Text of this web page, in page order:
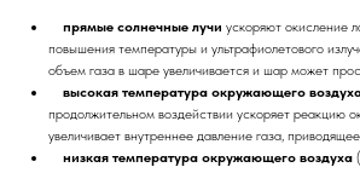
прямые солнечные лучи ускоряют окисление
повышения температуры и ультрафиолетового
объем газа в шаре увеличивается и шар может
высокая температура окружающего
продолжительном воздействии ускоряет реакцию
увеличивает внутреннее давление газа,
низкая температура окружающего воздуха